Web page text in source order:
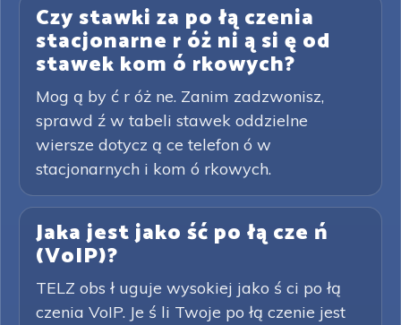
Czy stawki za po łą czenia
stacjonarne r óż ni ą si ę od
stawek kom ó rkowych?
Mog ą by ć r óż ne. Zanim zadzwonisz,
sprawd ź w tabeli stawek oddzielne
wiersze dotycz ą ce telefon ó w
stacjonarnych i kom ó rkowych.
Jaka jest jako ść po łą cze ń
(VoIP)?
TELZ obs ł uguje wysokiej jako ś ci po łą
czenia VoIP. Je ś li Twoje po łą czenie jest